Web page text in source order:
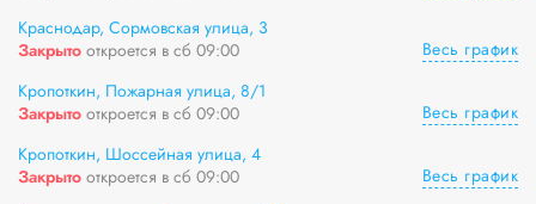
Краснодар, Сормовская улица, 3
Закрыто откроется в сб 09:00
Весь график
Кропоткин, Пожарная улица, 8/1
Закрыто откроется в сб 09:00
Весь график
Кропоткин, Шоссейная улица, 4
Закрыто откроется в сб 09:00
Весь график